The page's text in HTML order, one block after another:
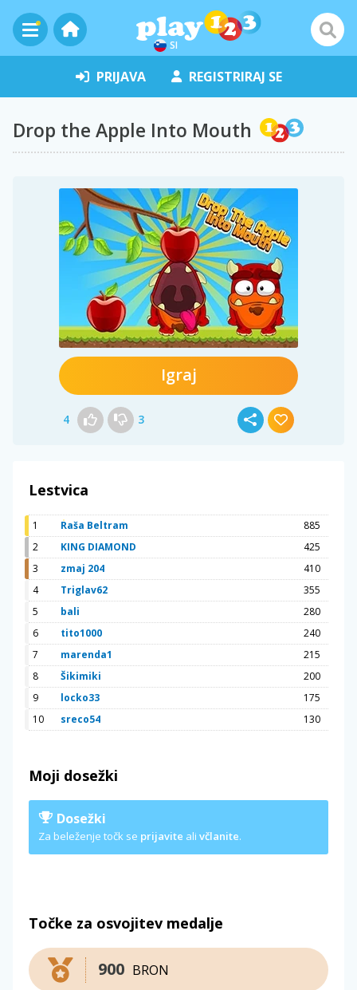
SI
PRIJAVA REGISTRIRAJ SE
Drop the Apple Into Mouth
Igraj
4 3
Lestvica
1 Raša Beltram
885
2
KING DIAMOND
425
3
zmaj 204
410
4
Triglav62
355
5
bali
280
6
tito1000
240
7
marenda1
215
8
Šikimiki
200
9
locko33
175
10
sreco54 130
Moji dosežki
Dosežki
Za beleženje točk se prijavite ali včlanite.
Točke za osvojitev medalje
BRON
900